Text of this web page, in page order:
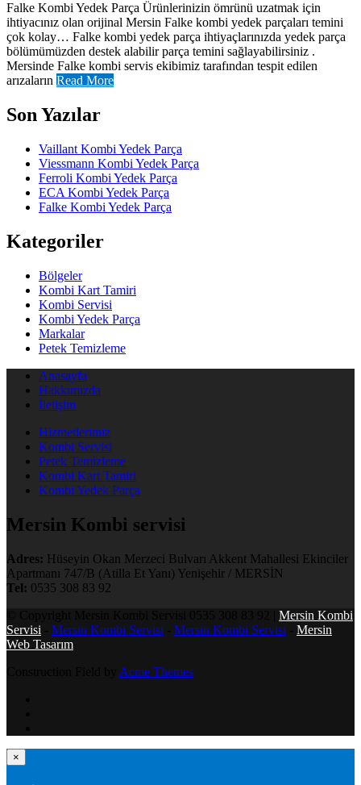
Falke Kombi Yedek Parça Ürünlerinizin ömrünü uzatmak için
ihtiyacınız olan orijinal Mersin Falke kombi yedek parçaları temini
çok kolay… Falke kombi yedek parça ihtiyaçlarınızda yedek parça
bölümümüzden destek alabilir parça temini sağlayabilirsiniz .
Mersinde Falke kombi servis ekibimiz tarafından tespit edilen
arızaların Read More
Son Yazılar
Vaillant Kombi Yedek Parça
Viessmann Kombi Yedek Parça
Ferroli Kombi Yedek Parça
ECA Kombi Yedek Parça
Falke Kombi Yedek Parça
Kategoriler
Bölgeler
Kombi Kart Tamiri
Kombi Servisi
Kombi Yedek Parça
Markalar
Petek Temizleme
Anasayfa
Hakkımızda
İletişim
Hizmetlerimiz
Kombi Servisi
Petek Temizleme
Kombi Kart Tamiri
Kombi Yedek Parça
Mersin Kombi servisi
Adres: Hüseyin Okan Merzeci Bulvarı Akkent Mahallesi Ekinciler
Apartmanı 747/B (Atilla Et Yanı) Yenişehir / MERSİN
Tel: 0535 308 83 92
Mersin Kombi
Servisi
Mersin Kombi Servisi Mersin Kombi Servisi
Mersin
Web Tasarım
Acme Themes
×